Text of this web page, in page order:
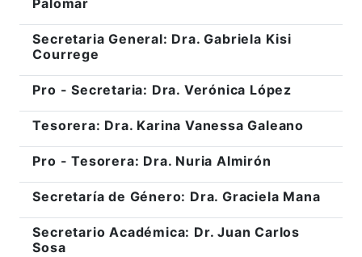
Palomar
Secretaria General: Dra. Gabriela Kisi
Courrege
Pro - Secretaria: Dra. Verónica López
Tesorera: Dra. Karina Vanessa Galeano
Pro - Tesorera: Dra. Nuria Almirón
Secretaría de Género: Dra. Graciela Mana
Secretario Académica: Dr. Juan Carlos
Sosa